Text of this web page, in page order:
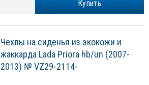
Купить
Чехлы на сиденья из экокожи и
жаккарда Lada Priora hb/un (2007-
2013) № VZ29-2114-